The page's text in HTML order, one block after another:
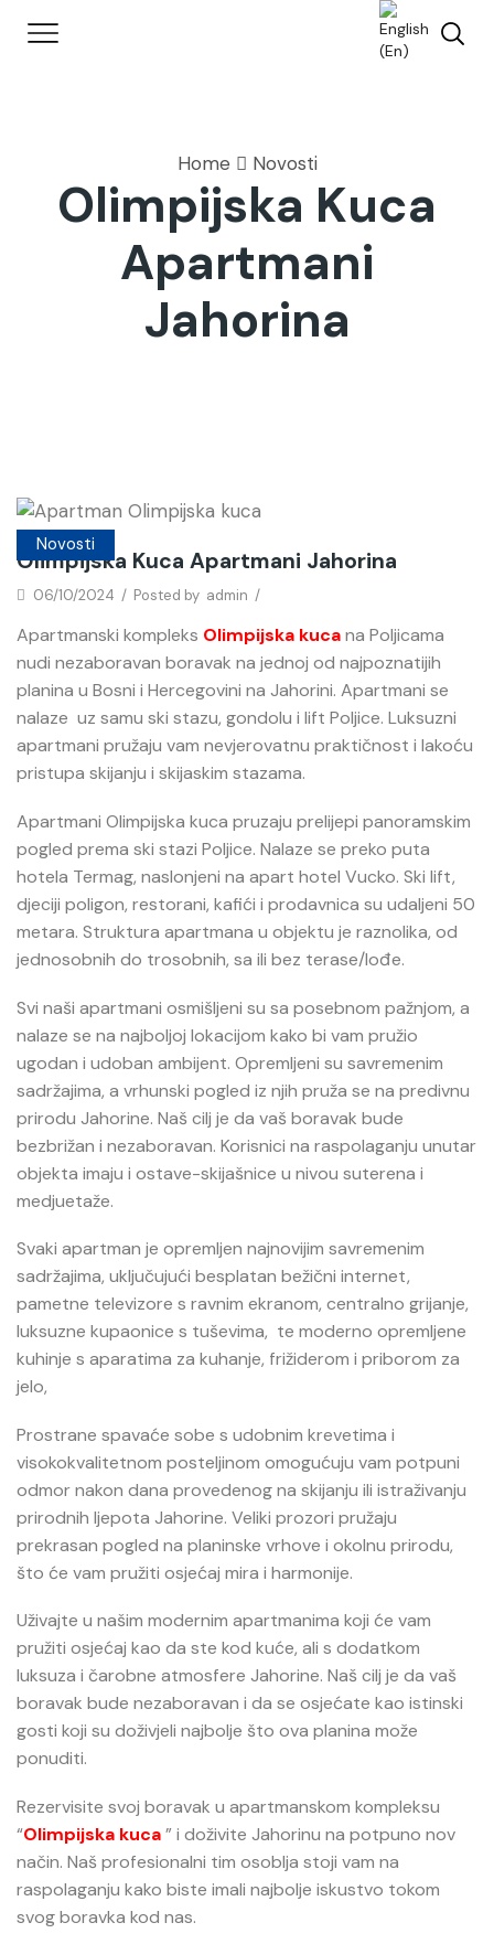
Home Novosti
Olimpijska Kuca
Apartmani
Jahorina
Novosti
Olimpijska Kuca Apartmani Jahorina
06/10/2024 / Posted by admin /
Apartmanski kompleks Olimpijska kucana Poljicama
nudi nezaboravan boravak na jednoj od najpoznatijih
planina u Bosni i Hercegovini na Jahorini. Apartmani se
nalaze uz samu ski stazu, gondolu i lift Poljice. Luksuzni
apartmani pružaju vam nevjerovatnu praktičnost i lakoću
pristupa skijanju i skijaskim stazama.
Apartmani Olimpijska kuca pruzaju prelijepi panoramskim
pogled prema ski stazi Poljice. Nalaze se preko puta
hotela Termag, naslonjeni na apart hotel Vucko. Ski lift,
djeciji poligon, restorani, kafići i prodavnica su udaljeni 50
metara. Struktura apartmana u objektu je raznolika, od
jednosobnih do trosobnih, sa ili bez terase/lođe.
Svi naši apartmani osmišljeni su sa posebnom pažnjom, a
nalaze se na najboljoj lokacijom kako bi vam pružio
ugodan i udoban ambijent. Opremljeni su savremenim
sadržajima, a vrhunski pogled iz njih pruža se na predivnu
prirodu Jahorine. Naš cilj je da vaš boravak bude
bezbrižan i nezaboravan. Korisnici na raspolaganju unutar
objekta imaju i ostave-skijašnice u nivou suterena i
medjuetaže.
Svaki apartman je opremljen najnovijim savremenim
sadržajima, uključujući besplatan bežični internet,
pametne televizore s ravnim ekranom, centralno grijanje,
luksuzne kupaonice s tuševima, te moderno opremljene
kuhinje s aparatima za kuhanje, frižiderom i priborom za
jelo,
Prostrane spavaće sobe s udobnim krevetima i
visokokvalitetnom posteljinom omogućuju vam potpuni
odmor nakon dana provedenog na skijanju ili istraživanju
prirodnih ljepota Jahorine. Veliki prozori pružaju
prekrasan pogled na planinske vrhove i okolnu prirodu,
što će vam pružiti osjećaj mira i harmonije.
Uživajte u našim modernim apartmanima koji će vam
pružiti osjećaj kao da ste kod kuće, ali s dodatkom
luksuza i čarobne atmosfere Jahorine. Naš cilj je da vaš
boravak bude nezaboravan i da se osjećate kao istinski
gosti koji su doživjeli najbolje što ova planina može
ponuditi.
Rezervisite svoj boravak u apartmanskom kompleksu
“Olimpijska kuca” i doživite Jahorinu na potpuno nov
način. Naš profesionalni tim osoblja stoji vam na
raspolaganju kako biste imali najbolje iskustvo tokom
svog boravka kod nas.